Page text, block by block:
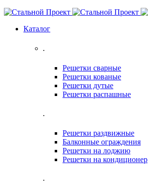
Каталог
.
Решетки сварные
Решетки кованые
Решетки дутые
Решетки распашные
.
Решетки раздвижные
Балконные ограждения
Решетки на лоджию
Решетки на кондиционер
.